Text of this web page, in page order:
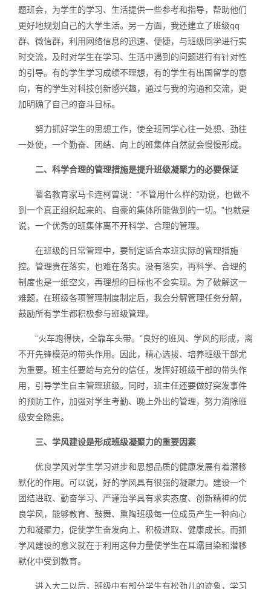
题班会，为学生的学习、生活提供一些参考和指导，帮助他们
更好地规划自己的大学生活。另一方面，我还建立了班级qq
群、微信群，利用网络信息的迅速、便捷，与班级同学进行实
时交流，及时对学生在学习、生活中遇到的问题进行有针对性
的引导。有的学生学习成绩不理想，有的学生有出国留学的意
向，有的学生对科技创新感兴趣，通过与我的沟通和交流，更
加明确了自己的奋斗目标。
努力抓好学生的思想工作，使全班同学心往一处想、劲往
一处使，一个勤奋、团结、向上的班集体自然就会慢慢形成。
二、科学合理的管理措施是提升班级凝聚力的必要保证
著名教育家马卡连柯曾说：“不管用什么样的劝说，也做不
到一个真正组织起来的、自豪的集体所能做到的一切。”也就是
说，一个优秀的班集体离不开科学、合理的管理。
在班级的日常管理中，要制定适合本班实际的管理措施
控。管理贵在落实，也难在落实。没有落实，再科学、合理的
制度也是一纸空文，再理想的目标也不会实现。为了破解这一
难题，在班级各项管理制度制定后，我会分解管理任务分解，
鼓励所有学生都积极参与班级管理。
“火车跑得快，全靠车头带。”良好的班风、学风的形成，离
不开先锋模范的带头作用。因此，精心选拔、培养班级干部尤
为重要。班主任要给与充分的信任，发挥好班级干部的带头作
用，引导学生自主管理班级。同时，班主任还要做好突发事件
的预防工作，加强对学生考勤、晚上外出的管理，努力消除班
级安全隐患。
三、学风建设是形成班级凝聚力的重要因素
优良学风对学生学习进步和思想品质的健康发展有着潜移
默化的作用。可以说，好的学风具有很强的凝聚力。建设一个
团结进取、勤奋学习、严谨治学具有求实态度、创新精神的优
良学风，能够教育、鼓舞、熏陶班级每一位成员产生一种向心
力和凝聚力，促使学生奋发向上、积极进取、健康成长。而抓
学风建设的意义就在于利用这种力量使学生在耳濡目染和潜移
默化中受到教育。
进入大二以后，班级中有部分学生有松劲儿的迹象，学习